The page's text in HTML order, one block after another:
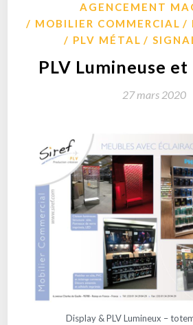
AGENCEMENT
MOBILIER COMMERCIAL
PLV MÉTAL
PLV Lumineuse et
27 mars 2020
Display & PLV Lumineux –